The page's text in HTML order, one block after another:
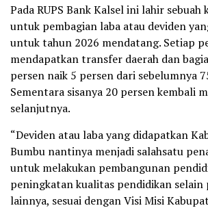
Pada RUPS Bank Kalsel ini lahir sebuah
untuk pembagian laba atau deviden
untuk tahun 2026 mendatang. Setiap
mendapatkan transfer daerah dan
persen naik 5 persen dari sebelumnya
Sementara sisanya 20 persen kembali
selanjutnya.
“Deviden atau laba yang didapatkan
Bumbu nantinya menjadi salahsatu
untuk melakukan pembangunan
peningkatan kualitas pendidikan selain
lainnya, sesuai dengan Visi Misi